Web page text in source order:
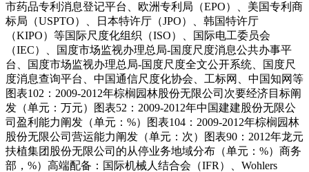
市药品专利消息登记平台、欧洲专利局（EPO）、美国专利商
标局（USPTO）、日本特许厅（JPO）、韩国特许厅
（KIPO）等国际尺度化组织（ISO）、国际电工委员会
（IEC）、国度市场监视办理总局-国度尺度消息公共办事平
台、国度市场监视办理总局-国度尺度全文公开系统、国度尺
度消息查询平台、中国通信尺度化协会、工标网、中国知网等
图表102：2009-2012年棕榈园林股份无限公司次要经济目标阐
发（单元：万元）图表52：2009-2012年中国建建股份无限公
司盈利能力阐发（单元：%）图表104：2009-2012年棕榈园林
股份无限公司营运能力阐发（单元：次）图表90：2012年龙元
扶植集团股份无限公司的从停业务地域分布（单元：%）商务
部，%）高端配备：国际机械人结合会（IFR）、Wohlers